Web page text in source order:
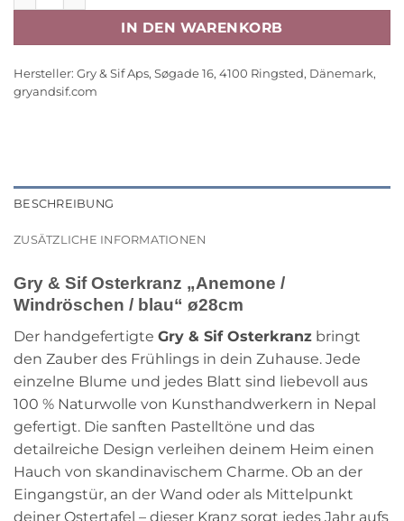
IN DEN WARENKORB
Hersteller: Gry & Sif Aps, Søgade 16, 4100 Ringsted, Dänemark,
gryandsif.com
BESCHREIBUNG
ZUSÄTZLICHE INFORMATIONEN
Gry & Sif Osterkranz „Anemone /
Windröschen / blau“ ø28cm
Der handgefertigte Gry & Sif Osterkranz bringt
den Zauber des Frühlings in dein Zuhause. Jede
einzelne Blume und jedes Blatt sind liebevoll aus
100 % Naturwolle von Kunsthandwerkern in Nepal
gefertigt. Die sanften Pastelltöne und das
detailreiche Design verleihen deinem Heim einen
Hauch von skandinavischem Charme. Ob an der
Eingangstür, an der Wand oder als Mittelpunkt
deiner Ostertafel – dieser Kranz sorgt jedes Jahr aufs